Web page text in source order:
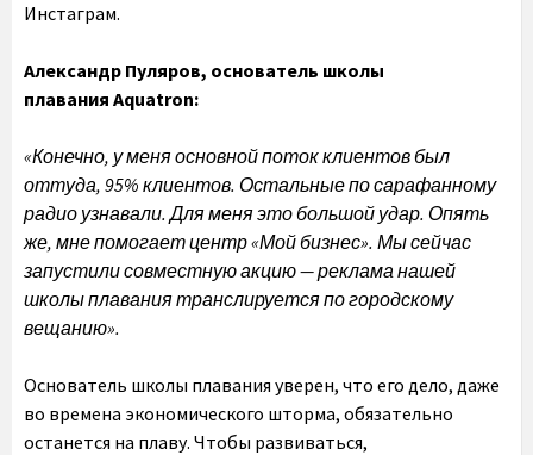
Инстаграм.
Александр Пуляров, основатель школы
плавания Aquatron:
«Конечно, у меня основной поток клиентов был
оттуда, 95% клиентов. Остальные по сарафанному
радио узнавали. Для меня это большой удар. Опять
же, мне помогает центр «Мой бизнес». Мы сейчас
запустили совместную акцию — реклама нашей
школы плавания транслируется по городскому
вещанию».
Основатель школы плавания уверен, что его дело, даже
во времена экономического шторма, обязательно
останется на плаву. Чтобы развиваться,